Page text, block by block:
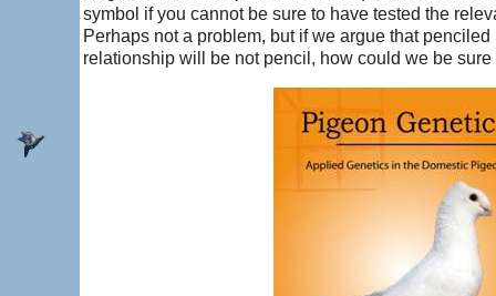
symbol if you cannot be sure to have tested the
Perhaps not a problem, but if we argue that
relationship will be not pencil, how could we be